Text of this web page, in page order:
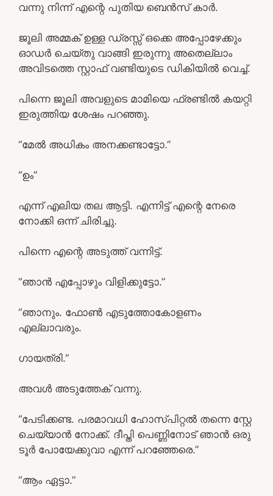
വന്നു നിന്ന് എന്റെ പുതിയ ബെൻസ് കാർ.
ജൂലി അമ്മക് ഉള്ള ഡ്രസ്സ്‌ ഒക്കെ അപ്പോഴേക്കും
ഓഡർ ചെയ്തു വാങ്ങി ഇരുന്നു അതെല്ലാം
അവിടത്തെ സ്റ്റാഫ് വണ്ടിയുടെ ഡികിയിൽ വെച്ച്.
പിന്നെ ജൂലി അവളുടെ മാമിയെ ഫ്രണ്ടിൽ കയറ്റി
ഇരുത്തിയ ശേഷം പറഞ്ഞു.
“മേൽ അധികം അനക്കണ്ടാട്ടോ.”
“ഉം”
എന്ന് എലിയ തല ആട്ടി. എന്നിട്ട് എന്റെ നേരെ
നോക്കി ഒന്ന് ചിരിച്ചു.
പിന്നെ എന്റെ അടുത്ത് വന്നിട്ട്.
“ഞാൻ എപ്പോഴും വിളിക്കുട്ടോ.”
“ഞാനും. ഫോൺ എടുത്തോകോളണം
എല്ലാവരും.
ഗായത്രി.”
അവൾ അടുത്തേക് വന്നു.
“പേടിക്കണ്ട. പരമാവധി ഹോസ്പിറ്റൽ തന്നെ സ്റ്റേ
ചെയ്യാൻ നോക്ക്. ദീപ്തി പെണ്ണിനോട് ഞാൻ ഒരു
ടൂർ പോയേക്കുവാ എന്ന് പറഞ്ഞേരെ.”
“ആം ഏട്ടാ.”